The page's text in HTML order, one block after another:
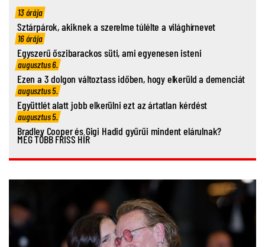
13 órája
Sztárpárok, akiknek a szerelme túlélte a világhírnevet
16 órája
Egyszerű őszibarackos süti, ami egyenesen isteni
augusztus 6.
Ezen a 3 dolgon változtass időben, hogy elkerüld a demenciát
augusztus 5.
Együttlét alatt jobb elkerülni ezt az ártatlan kérdést
augusztus 5.
Bradley Cooper és Gigi Hadid gyűrűi mindent elárulnak?
MÉG TÖBB FRISS HÍR